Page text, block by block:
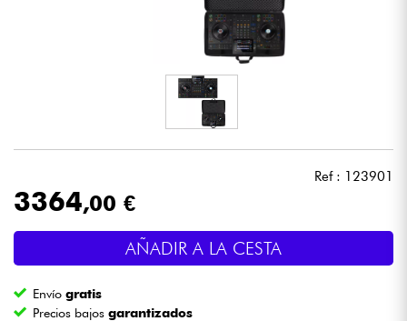
Luces
Ref : 123901
3364,00 €
AÑADIR A LA CESTA
Envíogratis
Precios bajosgarantizados